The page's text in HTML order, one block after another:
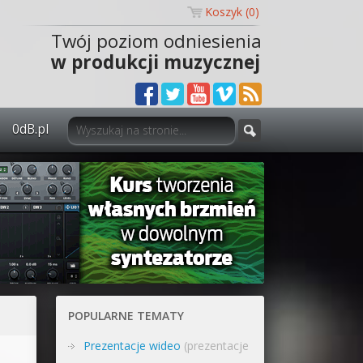
Koszyk (0)
Twój poziom odniesienia
w produkcji muzycznej
0dB.pl
0dB.pl - informacje
Newsletter
Materiały dla mediów
Archiwum aktualności
POPULARNE TEMATY
Prezentacje wideo (prezentacje